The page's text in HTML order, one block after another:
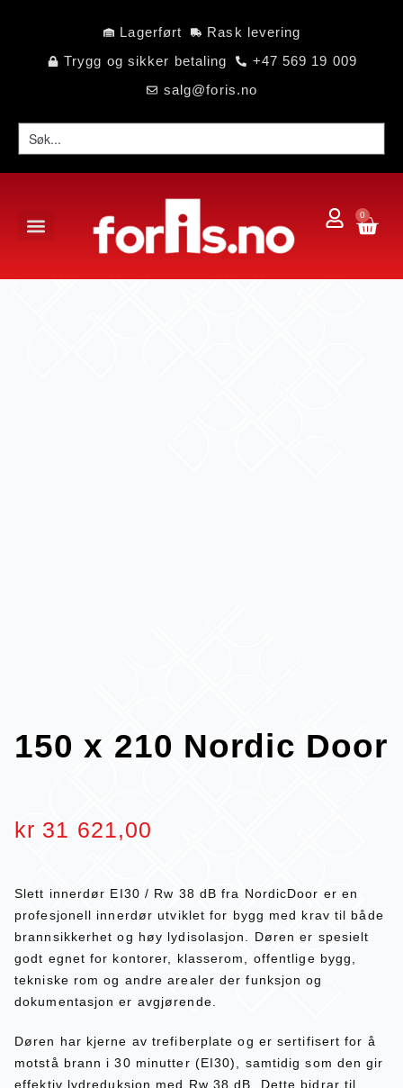
Lagerført
Rask levering
Trygg og sikker betaling
+47 569 19 009
salg@foris.no
0
150 x 210 Nordic Door
kr 31 621,00
Slett innerdør EI30 / Rw 38 dB fra NordicDoor er en
profesjonell innerdør utviklet for bygg med krav til både
brannsikkerhet og høy lydisolasjon. Døren er spesielt
godt egnet for kontorer, klasserom, offentlige bygg,
tekniske rom og andre arealer der funksjon og
dokumentasjon er avgjørende.
Døren har kjerne av trefiberplate og er sertifisert for å
motstå brann i 30 minutter (EI30), samtidig som den gir
effektiv lydreduksjon med Rw 38 dB. Dette bidrar til